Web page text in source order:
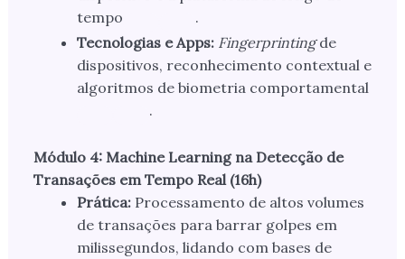
tempo
.
Tecnologias e Apps: Fingerprintingde
dispositivos, reconhecimento contextual e
algoritmos de biometria comportamental
.
Módulo 4: Machine Learning na Detecção de
Transações em Tempo Real (16h)
Prática:Processamento de altos volumes
de transações para barrar golpes em
milissegundos, lidando com bases de